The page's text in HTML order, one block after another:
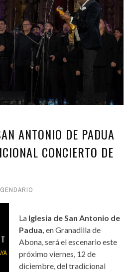
ANTONIO DE PADUA
CONCIERTO DE
La Iglesia de San Antonio de
Padua, en Granadilla de
Abona, será el escenario este
próximo viernes, 12 de
diciembre, del tradicional